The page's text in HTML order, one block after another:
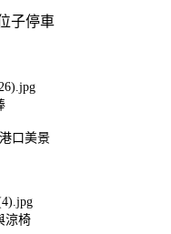
子停車
口美景
涼椅